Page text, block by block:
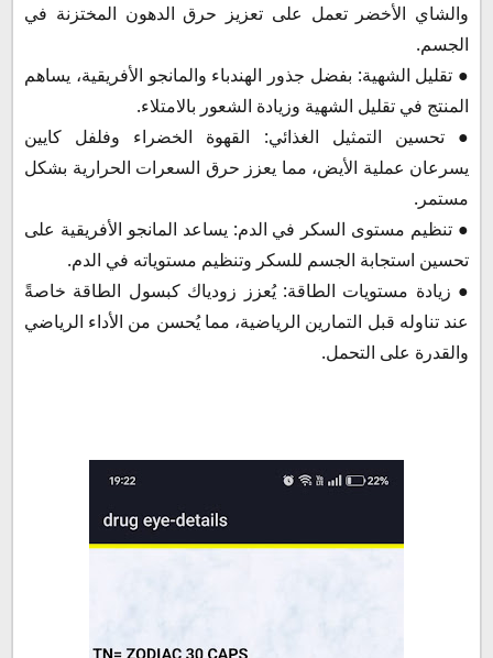
والشاي الأخضر تعمل على تعزيز حرق الدهون المختزنة في
الجسم.
● تقليل الشهية: بفضل جذور الهندباء والمانجو الأفريقية، يساهم
المنتج في تقليل الشهية وزيادة الشعور بالامتلاء.
● تحسين التمثيل الغذائي: القهوة الخضراء وفلفل كايين
يسرعان عملية الأيض، مما يعزز حرق السعرات الحرارية بشكل
مستمر.
● تنظيم مستوى السكر في الدم: يساعد المانجو الأفريقية على
تحسين استجابة الجسم للسكر وتنظيم مستوياته في الدم.
● زيادة مستويات الطاقة: يُعزز زودياك كبسول الطاقة خاصةً
عند تناوله قبل التمارين الرياضية، مما يُحسن من الأداء الرياضي
والقدرة على التحمل.